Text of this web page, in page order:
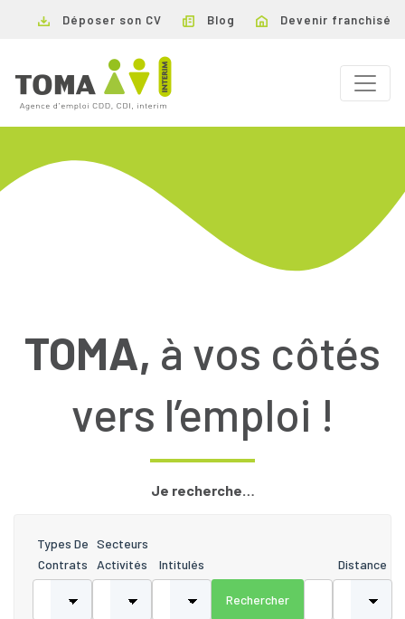
Déposer son CV Blog Devenir franchisé
TOMA, à vos côtés
vers l’emploi !
Je recherche…
Distance
Types De
Contrats
Secteurs
Activités
Intitulés